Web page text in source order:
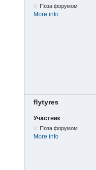
Поза форумом
More info
flytyres
Участник
Поза форумом
More info